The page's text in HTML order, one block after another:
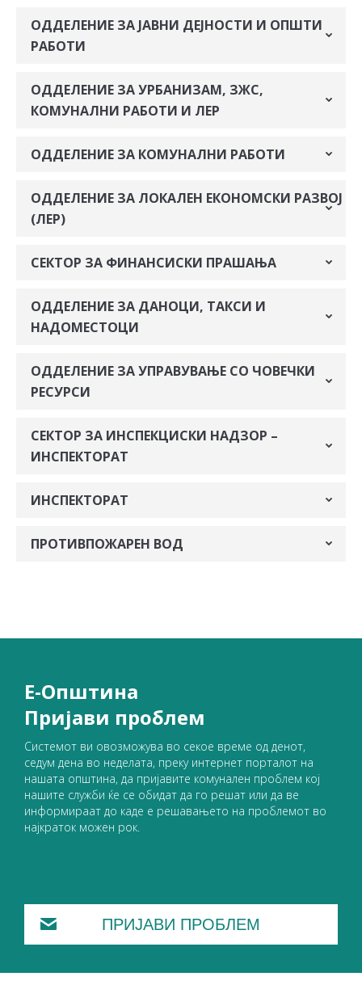
ОДДЕЛЕНИЕ ЗА ЈАВНИ ДЕЈНОСТИ И ОПШТИ
РАБОТИ
ОДДЕЛЕНИЕ ЗА УРБАНИЗАМ, ЗЖС,
КОМУНАЛНИ РАБОТИ И ЛЕР
ОДДЕЛЕНИЕ ЗА КОМУНАЛНИ РАБОТИ
ОДДЕЛЕНИЕ ЗА ЛОКАЛЕН ЕКОНОМСКИ РАЗВОЈ
(ЛЕР)
СЕКТОР ЗА ФИНАНСИСКИ ПРАШАЊА
ОДДЕЛЕНИЕ ЗА ДАНОЦИ, ТАКСИ И
НАДОМЕСТОЦИ
ОДДЕЛЕНИЕ ЗА УПРАВУВАЊЕ СО ЧОВЕЧКИ
РЕСУРСИ
СЕКТОР ЗА ИНСПЕКЦИСКИ НАДЗОР –
ИНСПЕКТОРАТ
ИНСПЕКТОРАТ
ПРОТИВПОЖАРЕН ВОД
Е-Општина
Пријави проблем
Системот ви овозможува во секое време од денот,
седум дена во неделата, преку интернет порталот на
нашата општина, да пријавите комунален проблем кој
нашите служби ќе се обидат да го решат или да ве
информираат до каде е решавањето на проблемот во
најкраток можен рок.
ПРИЈАВИ ПРОБЛЕМ